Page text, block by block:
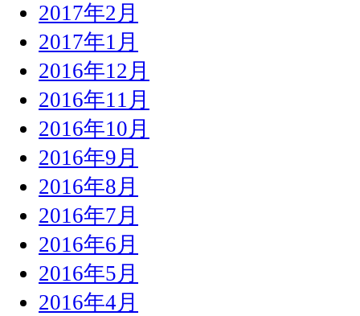
2017年2月
2017年1月
2016年12月
2016年11月
2016年10月
2016年9月
2016年8月
2016年7月
2016年6月
2016年5月
2016年4月